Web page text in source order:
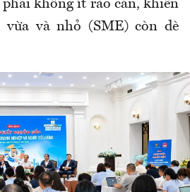
phải không ít rào cản, khiến
vừa và nhỏ (SME) còn dè